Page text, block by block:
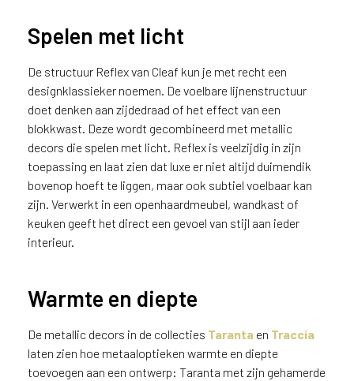
Keuken in FA84 Reflex
Spelen met licht
De structuur Reflex van Cleaf kun je met recht een
designklassieker noemen. De voelbare lijnenstructuur
doet denken aan zijdedraad of het effect van een
blokkwast. Deze wordt gecombineerd met metallic
decors die spelen met licht. Reflex is veelzijdig in zijn
toepassing en laat zien dat luxe er niet altijd duimendik
bovenop hoeft te liggen, maar ook subtiel voelbaar kan
zijn. Verwerkt in een openhaardmeubel, wandkast of
keuken geeft het direct een gevoel van stijl aan ieder
interieur.
Warmte en diepte
De metallic decors in de collecties Taranta en Traccia
laten zien hoe metaaloptieken warmte en diepte
toevoegen aan een ontwerp: Taranta met zijn gehamerde